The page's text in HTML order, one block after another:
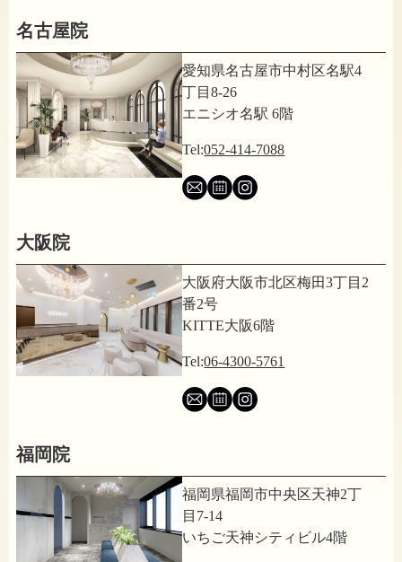
名古屋院
愛知県名古屋市中村区名駅4
丁目8-26
エニシオ名駅 6階
Tel:052-414-7088
大阪院
大阪府大阪市北区梅田3丁目2
番2号
KITTE大阪6階
Tel:06-4300-5761
福岡院
福岡県福岡市中央区天神2丁
目7-14
いちご天神シティビル4階